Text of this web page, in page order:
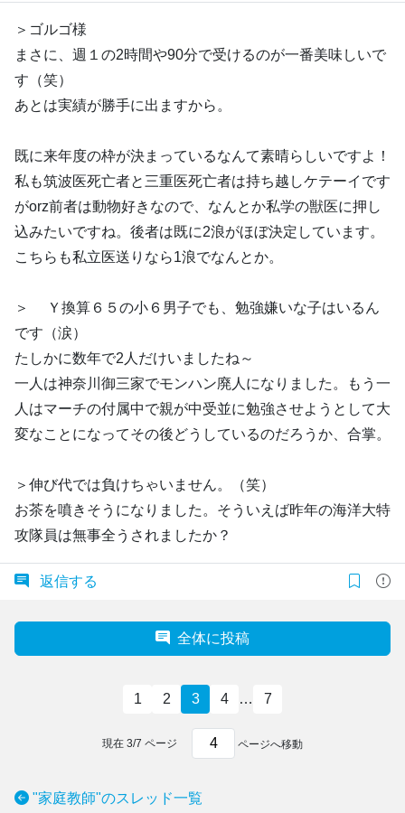
＞ゴルゴ様
まさに、週１の2時間や90分で受けるのが一番美味しいで
す（笑）
あとは実績が勝手に出ますから。
既に来年度の枠が決まっているなんて素晴らしいですよ！
私も筑波医死亡者と三重医死亡者は持ち越しケテーイです
がorz前者は動物好きなので、なんとか私学の獣医に押し
込みたいですね。後者は既に2浪がほぼ決定しています。
こちらも私立医送りなら1浪でなんとか。
＞ Ｙ換算６５の小６男子でも、勉強嫌いな子はいるん
です（涙）
たしかに数年で2人だけいましたね～
一人は神奈川御三家でモンハン廃人になりました。もう一
人はマーチの付属中で親が中受並に勉強させようとして大
変なことになってその後どうしているのだろうか、合掌。
＞伸び代では負けちゃいません。（笑）
お茶を噴きそうになりました。そういえば昨年の海洋大特
攻隊員は無事全うされましたか？
返信する
全体に投稿
1 2 3 4 … 7
現在 3/7 ページ ページへ移動
"家庭教師"のスレッド一覧